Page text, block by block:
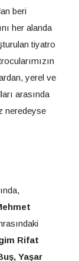
beri
her alanda
tiyatro
yerel ve
arasında
neredeyse
Rifat
Yaşar